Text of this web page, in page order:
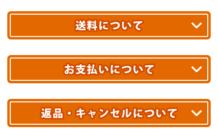
最短翌日お届け!
あす着エリアが対象です。
エリアやお届け日の確認はこちら▶
※ 配送業者による配送遅延が生じる可能性がございます。
※ 沖縄・離島はお届けできません。
送料無料!
10,000円未満 全国一律1,100円(税込)
配送業者
ヤマト運輸
クレジットカード